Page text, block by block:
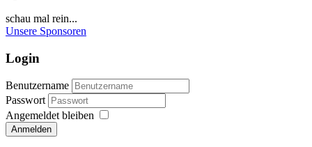
schau mal rein...
Unsere Sponsoren
Login
Benutzername
Passwort
Angemeldet bleiben
Anmelden